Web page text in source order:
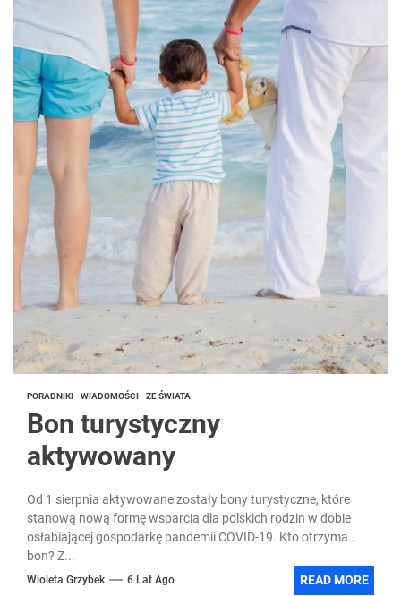
PORADNIKI WIADOMOŚCI ZE ŚWIATA
Bon turystyczny
aktywowany
Od 1 sierpnia aktywowane zostały bony turystyczne, które
stanową nową formę wsparcia dla polskich rodzin w dobie
osłabiającej gospodarkę pandemii COVID-19. Kto otrzyma
bon? Z...
Wioleta Grzybek 6 Lat Ago READ MORE